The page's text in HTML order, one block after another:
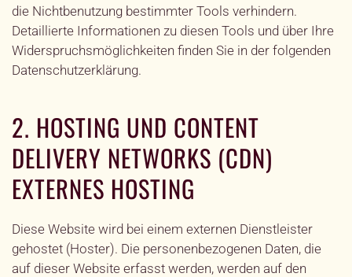
die Nichtbenutzung bestimmter Tools verhindern.
Detaillierte Informationen zu diesen Tools und über Ihre
Widerspruchsmöglichkeiten finden Sie in der folgenden
Datenschutzerklärung.
2. HOSTING UND CONTENT
DELIVERY NETWORKS (CDN)
EXTERNES HOSTING
Diese Website wird bei einem externen Dienstleister
gehostet (Hoster). Die personenbezogenen Daten, die
auf dieser Website erfasst werden, werden auf den